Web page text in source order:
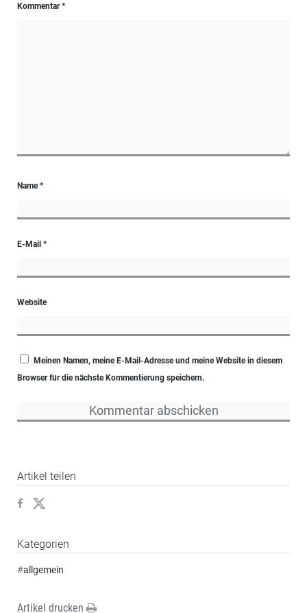
Kommentar*
Name*
E-Mail *
Website
Meinen Namen, meine E-Mail-Adresse und meine Website in diesem
Browser für die nächste Kommentierung speichern.
Artikel teilen
Kategorien
#allgemein
Artikel drucken